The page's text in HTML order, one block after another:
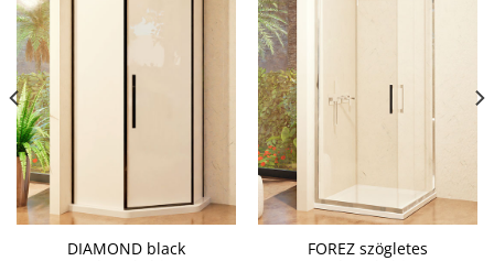
DIAMOND black
FOREZ szögletes